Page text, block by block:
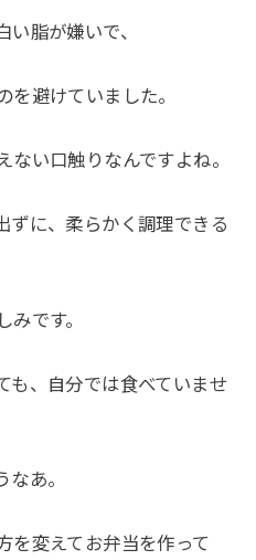
脂が嫌いで、
を避けていました。
ない口触りなんですよね。
ずに、柔らかく調理できる
です。
も、自分では食べていませ
あ。
を変えてお弁当を作って